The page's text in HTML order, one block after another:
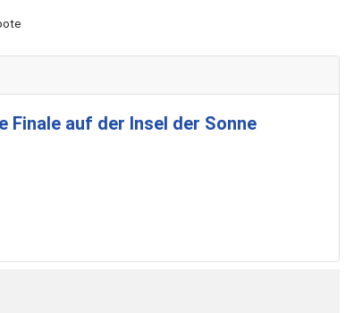
Finale auf der Insel der Sonne